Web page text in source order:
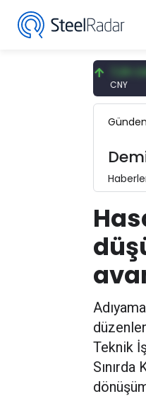
7,09 CNY
Teknik